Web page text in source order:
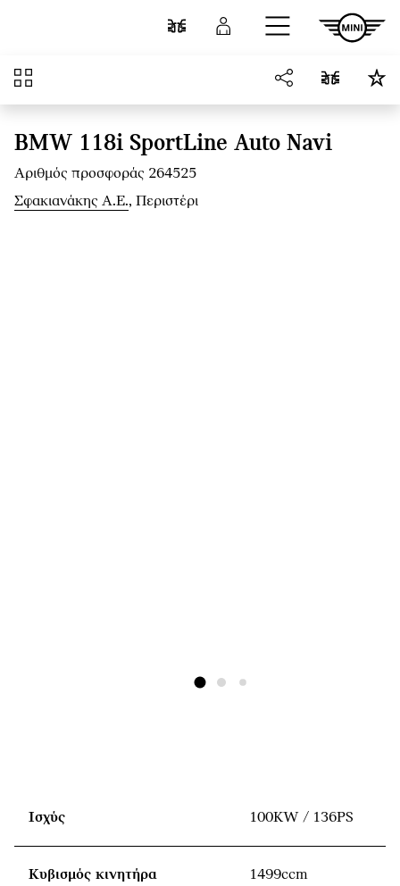
Μετάβαση στο κύριο περιεχόμενο
Σύγκριση Σύνδεση
Επισκόπηση
BMW 118i SportLine Auto Navi
Αριθμός προσφοράς 264525
Σφακιανάκης Α.Ε., Περιστέρι
Ισχύς 100KW / 136PS
Κυβισμός κινητήρα 1499ccm